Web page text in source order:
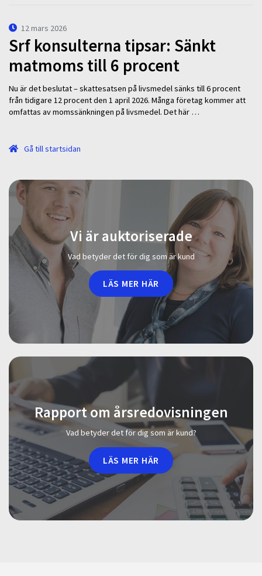
12 mars 2026
Srf konsulterna tipsar: Sänkt
matmoms till 6 procent
Nu är det beslutat – skattesatsen på livsmedel sänks till 6 procent
från tidigare 12 procent den 1 april 2026. Många företag kommer att
omfattas av momssänkningen på livsmedel. Det här …
Gå till startsidan
Vi är auktoriserade
Vad betyder det för dig som är kund
LÄS MER HÄR
Rapport om årsredovisningen
Vad betyder det för dig som är kund?
LÄS MER HÄR